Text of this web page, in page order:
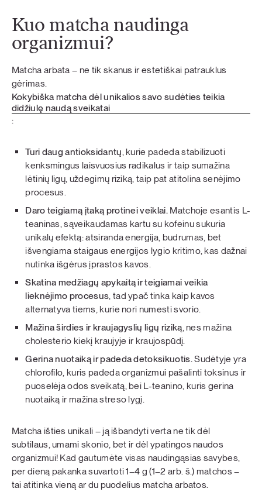
Kuo matcha naudinga
organizmui?
Matcha arbata – ne tik skanus ir estetiškai patrauklus
gėrimas.
Kokybiška matcha dėl unikalios savo sudėties teikia
didžiulę naudą sveikatai
:
Turi daug antioksidantų, kurie padeda stabilizuoti
kenksmingus laisvuosius radikalus ir taip sumažina
lėtinių ligų, uždegimų riziką, taip pat atitolina senėjimo
procesus.
Daro teigiamą įtaką protinei veiklai. Matchoje esantis L-
teaninas, sąveikaudamas kartu su kofeinu sukuria
unikalų efektą: atsiranda energija, budrumas, bet
išvengiama staigaus energijos lygio kritimo, kas dažnai
nutinka išgėrus įprastos kavos.
Skatina medžiagų apykaitą ir teigiamai veikia
lieknėjimo procesus, tad ypač tinka kaip kavos
alternatyva tiems, kurie nori numesti svorio.
Mažina širdies ir kraujagyslių ligų riziką, nes mažina
cholesterio kiekį kraujyje ir kraujospūdį.
Gerina nuotaiką ir padeda detoksikuotis.Sudėtyje yra
chlorofilo, kuris padeda organizmui pašalinti toksinus ir
puoselėja odos sveikatą, bei L-teanino, kuris gerina
nuotaiką ir mažina streso lygį.
Matcha išties unikali – ją išbandyti verta ne tik dėl
subtilaus, umami skonio, bet ir dėl ypatingos naudos
organizmui! Kad gautumėte visas naudingąsias savybes,
per dieną pakanka suvartoti 1–4 g (1–2 arb. š.) matchos –
tai atitinka vieną ar du puodelius matcha arbatos.